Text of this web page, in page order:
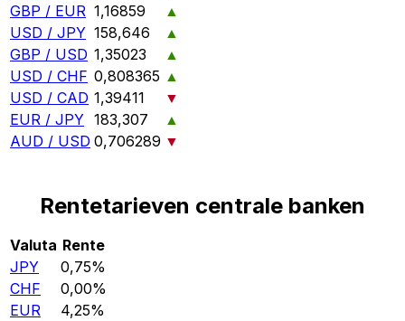
GBP / EUR 1,16859
▲
USD / JPY 158,646
▲
GBP / USD 1,35023
▲
USD / CHF 0,808365 ▲
USD / CAD 1,39411
▼
EUR / JPY 183,307
▲
AUD / USD 0,706289 ▼
Rentetarieven centrale banken
Valuta Rente
JPY
0,75%
CHF
0,00%
EUR
4,25%